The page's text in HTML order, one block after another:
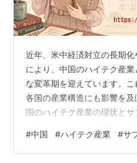
近年、米中経済対立の長期
により、中国のハイテク産
な変革期を迎えています。​
各国の産業構造にも影響を
国のハイテク産業の現状と
業が変化していると聞きま
な変化が起きているのでし
#中国 #ハイテク産業 #サ